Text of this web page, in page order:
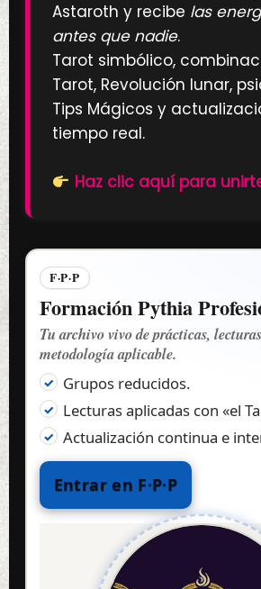
Astaroth y recibe las
antes que nadie.
Tarot simbólico,
Tarot, Revolución lunar,
Tips Mágicos y
tiempo real.
Haz clic aquí para
F·P·P
Formación Pythia
Tu archivo vivo de prácticas,
metodología aplicable.
Grupos reducidos.
Lecturas aplicadas con «el
Actualización continua e
Entrar en F·P·P